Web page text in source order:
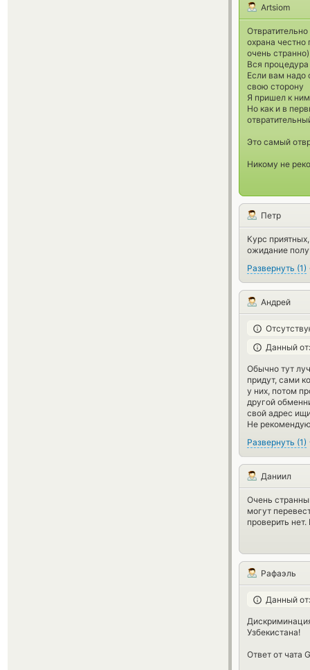
Artsiom
охрана честно
очень странно)
Вся
Если вам надо
свою сторону
Я пришел к
Но как и в
Это самый
Никому не
Петр
Курс
ожидание
Развернуть (1)
Андрей
Данный
Обычно тут
придут, сами
у них, потом
другой
свой адрес
Не
Развернуть (1)
Даниил
Очень
могут
проверить
Рафаэль
Данный
Узбекистана!
Ответ от чата